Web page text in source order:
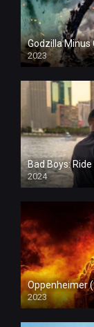
Godzilla Minus
2023
Bad Boys:
2024
Oppenheimer
2023